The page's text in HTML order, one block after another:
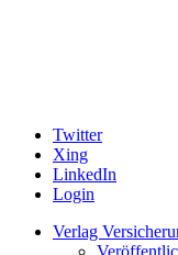
Twitter
Xing
LinkedIn
Login
Verlag